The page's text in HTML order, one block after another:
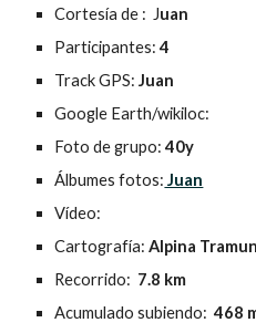
Cortesía de :  Juan
Participantes: 4
Track GPS: Juan
Google Earth/wikiloc:
Foto de grupo: 40y
Álbumes fotos: Juan
Vídeo:
Cartografía: Alpina
Recorrido: 7.8 km
Acumulado subiendo: 468